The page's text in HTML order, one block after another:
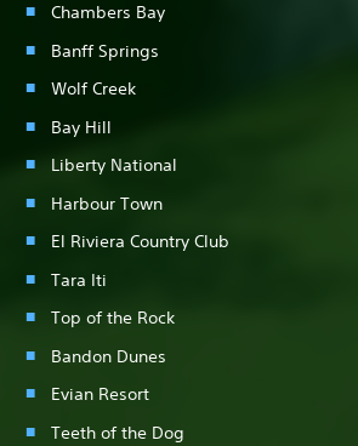
Chambers Bay
Banff Springs
Wolf Creek
Bay Hill
Liberty National
Harbour Town
El Riviera Country Club
Tara Iti
Top of the Rock
Bandon Dunes
Evian Resort
Teeth of the Dog